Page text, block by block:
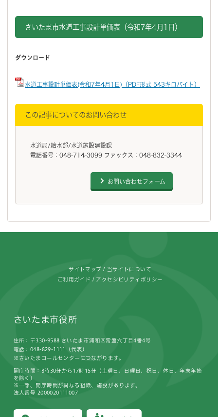
さいたま市水道工事設計単価表（令和7年4月1日）
ダウンロード
水道工事設計単価表(令和7年4月1日)（PDF形式 543キロバイト）
この記事についてのお問い合わせ
水道局/給水部/水道施設建設課
電話番号：048-714-3099 ファックス：048-832-3344
お問い合わせフォーム
サイトマップ 当サイトについて
ご利用ガイド アクセシビリティポリシー
さいたま市役所
住所：〒330-9588 さいたま市浦和区常盤六丁目4番4号
電話：048-829-1111（代表）
※さいたまコールセンターにつながります。
開庁時間：8時30分から17時15分（土曜日、日曜日、祝日、休日、年末年始
を除く）
※一部、開庁時間が異なる組織、施設があります。
法人番号 2000020111007